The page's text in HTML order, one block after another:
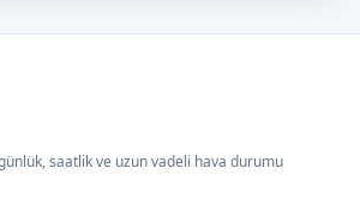
saatlik ve uzun vadeli hava durumu